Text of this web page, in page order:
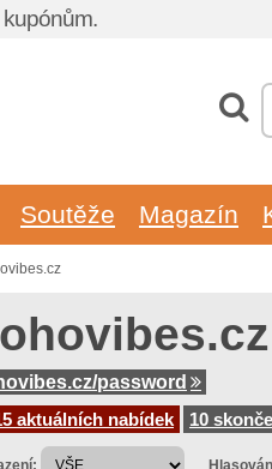
kupónům.
Soutěže Magazín
password
aktuálních nabídek
10